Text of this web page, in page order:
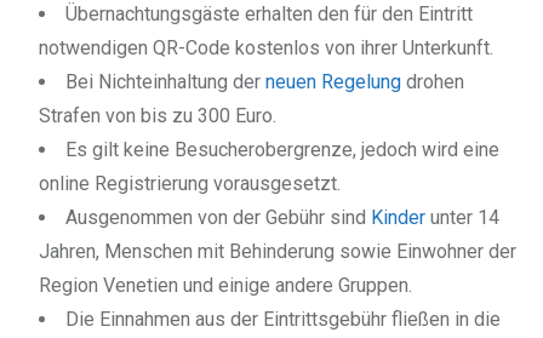
Übernachtungsgäste erhalten den für den Eintritt
notwendigen QR-Code kostenlos von ihrer Unterkunft.
Bei Nichteinhaltung der neuen Regelung drohen
Strafen von bis zu 300 Euro.
Es gilt keine Besucherobergrenze, jedoch wird eine
online Registrierung vorausgesetzt.
Ausgenommen von der Gebühr sind Kinder unter 14
Jahren, Menschen mit Behinderung sowie Einwohner der
Region Venetien und einige andere Gruppen.
Die Einnahmen aus der Eintrittsgebühr fließen in die